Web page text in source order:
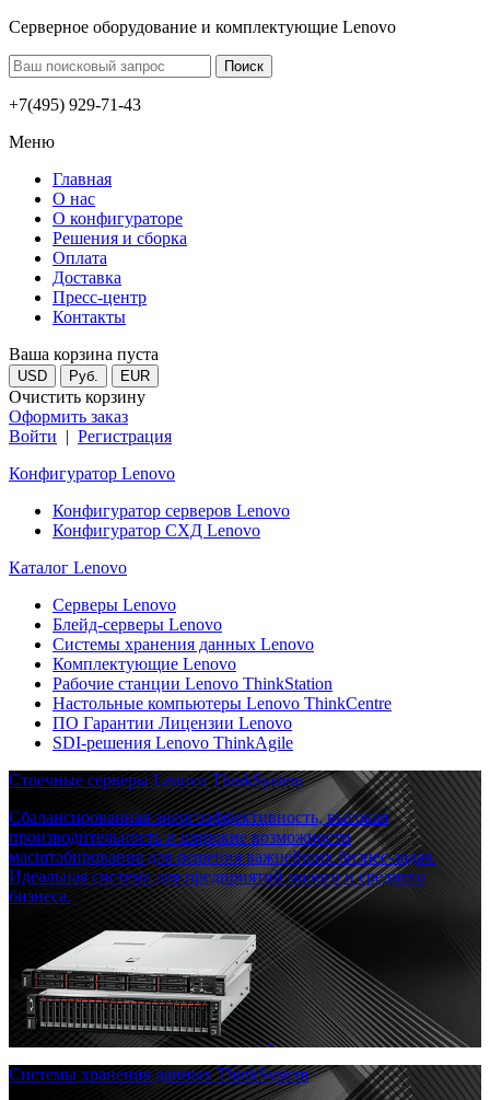
Серверное оборудование и комплектующие Lenovo
+7(495) 929-71-43
Меню
Главная
О нас
О конфигураторе
Решения и сборка
Оплата
Доставка
Пресс-центр
Контакты
Ваша корзина пуста
USD Руб. EUR
Очистить корзину
Оформить заказ
Войти | Регистрация
Конфигуратор Lenovo
Конфигуратор серверов Lenovo
Конфигуратор СХД Lenovo
Каталог Lenovo
Серверы Lenovo
Блейд-серверы Lenovo
Системы хранения данных Lenovo
Комплектующие Lenovo
Рабочие станции Lenovo ThinkStation
Настольные компьютеры Lenovo ThinkCentre
ПО Гарантии Лицензии Lenovo
SDI-решения Lenovo ThinkAgile
Стоечные серверы Lenovo ThinkSystem
Сбалансированная энергоэффективность, высокая
производительность и широкие возможности
масштабирования для решения важнейших бизнес-задач.
Идеальная система для предприятий малого и среднего
бизнеса.
Системы хранения данных ThinkSystem